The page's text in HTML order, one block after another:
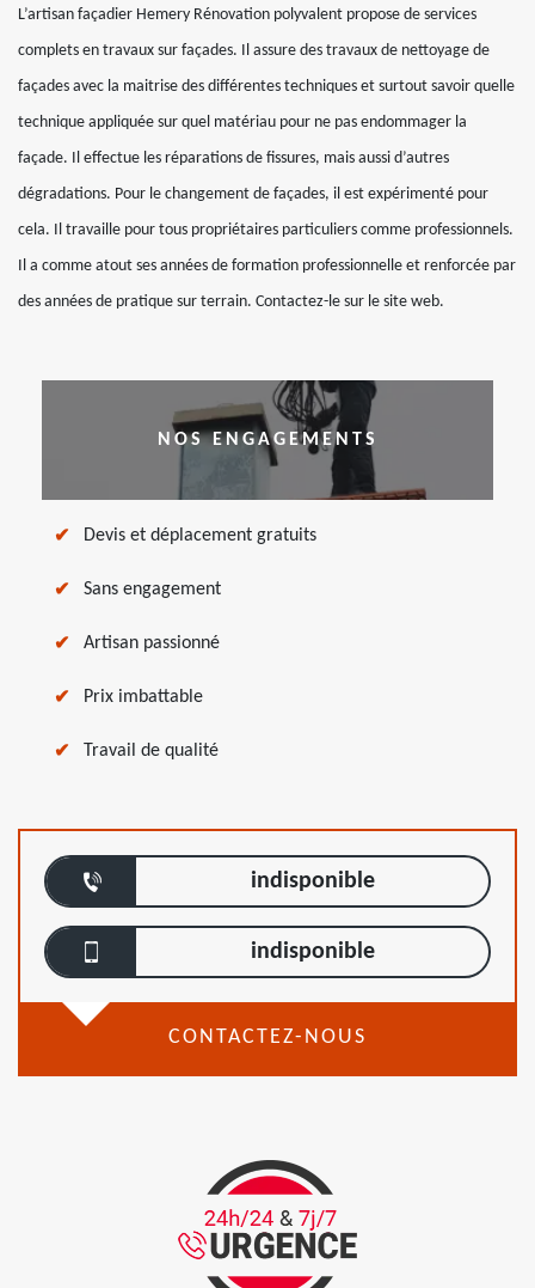
L’artisan façadier Hemery Rénovation polyvalent propose de services
complets en travaux sur façades. Il assure des travaux de nettoyage de
façades avec la maitrise des différentes techniques et surtout savoir quelle
technique appliquée sur quel matériau pour ne pas endommager la
façade. Il effectue les réparations de fissures, mais aussi d’autres
dégradations. Pour le changement de façades, il est expérimenté pour
cela. Il travaille pour tous propriétaires particuliers comme professionnels.
Il a comme atout ses années de formation professionnelle et renforcée par
des années de pratique sur terrain. Contactez-le sur le site web.
NOS ENGAGEMENTS
Devis et déplacement gratuits
Sans engagement
Artisan passionné
Prix imbattable
Travail de qualité
indisponible
indisponible
CONTACTEZ-NOUS